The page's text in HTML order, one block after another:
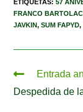
ETIQUETAS:57
FRANCO
JAVKIN, SUM FAPYD,
Entrada
Despedida de